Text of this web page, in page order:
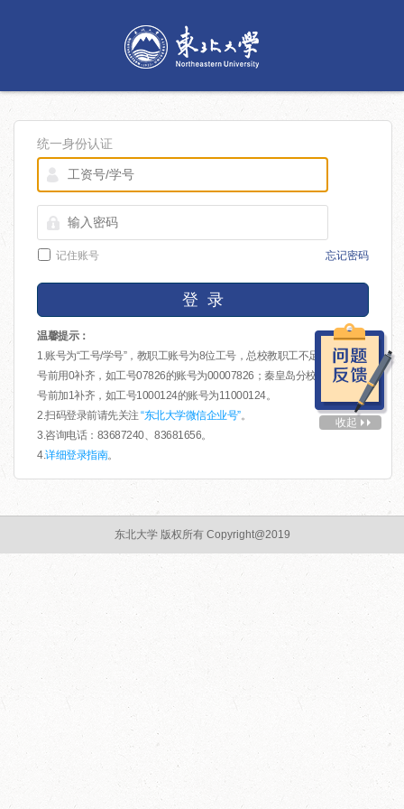
统一身份认证
记住账号 忘记密码
登 录
温馨提示：
1.账号为“工号/学号”，教职工账号为8位工号，总校教职工不足8位的在工
号前用0补齐，如工号07826的账号为00007826；秦皇岛分校教职工在工
号前加1补齐，如工号1000124的账号为11000124。
2.扫码登录前请先关注 “东北大学微信企业号”。
3.咨询电话：83687240、83681656。
4.详细登录指南。
东北大学 版权所有 Copyright@2019
收起